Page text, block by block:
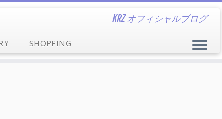
KRZ オフィシャルブログ
SHOPPING